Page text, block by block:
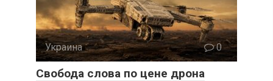
Украина 0
Свобода слова по цене дрона